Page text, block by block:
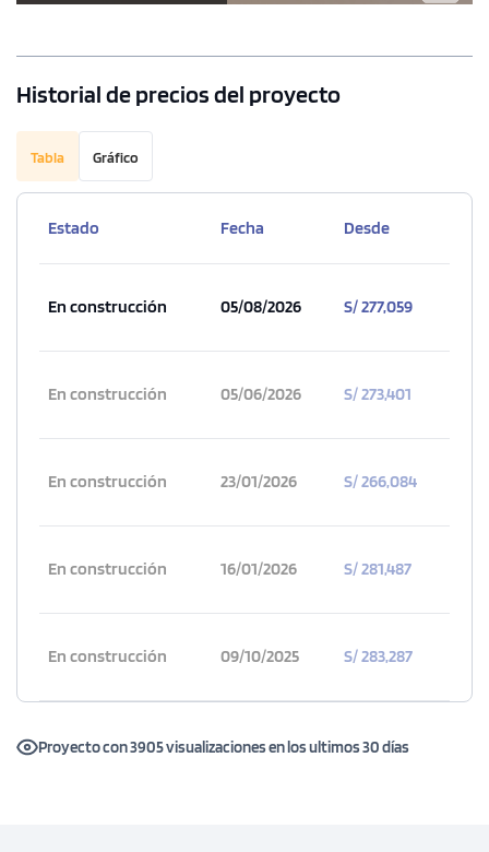
1 unidad disponible
Desde
S/ 504,900
Historial de precios del proyecto
Tabla Gráfico
Estado Fecha Desde
En construcción 05/08/2026 S/ 277,059
En construcción 05/06/2026 S/ 273,401
En construcción 23/01/2026 S/ 266,084
En construcción 16/01/2026 S/ 281,487
En construcción 09/10/2025 S/ 283,287
Proyecto con 3905 visualizaciones en los ultimos 30 días